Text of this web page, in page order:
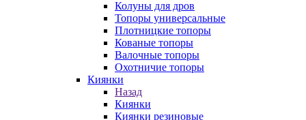
Колуны для дров
Топоры универсальные
Плотницкие топоры
Кованые топоры
Валочные топоры
Охотничие топоры
Киянки
Назад
Киянки
Киянки резиновые